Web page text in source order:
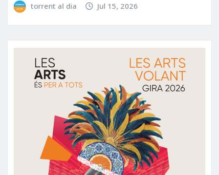
torrent al dia Jul 15, 2026